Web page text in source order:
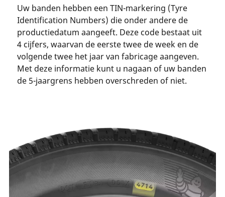
Uw banden hebben een TIN-markering (Tyre
Identification Numbers) die onder andere de
productiedatum aangeeft. Deze code bestaat uit
4 cijfers, waarvan de eerste twee de week en de
volgende twee het jaar van fabricage aangeven.
Met deze informatie kunt u nagaan of uw banden
de 5-jaargrens hebben overschreden of niet.